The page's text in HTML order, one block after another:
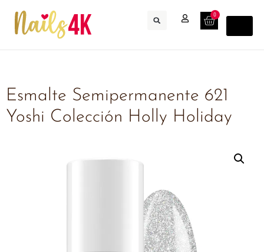
0
Esmalte Semipermanente 621
Yoshi Colección Holly Holiday